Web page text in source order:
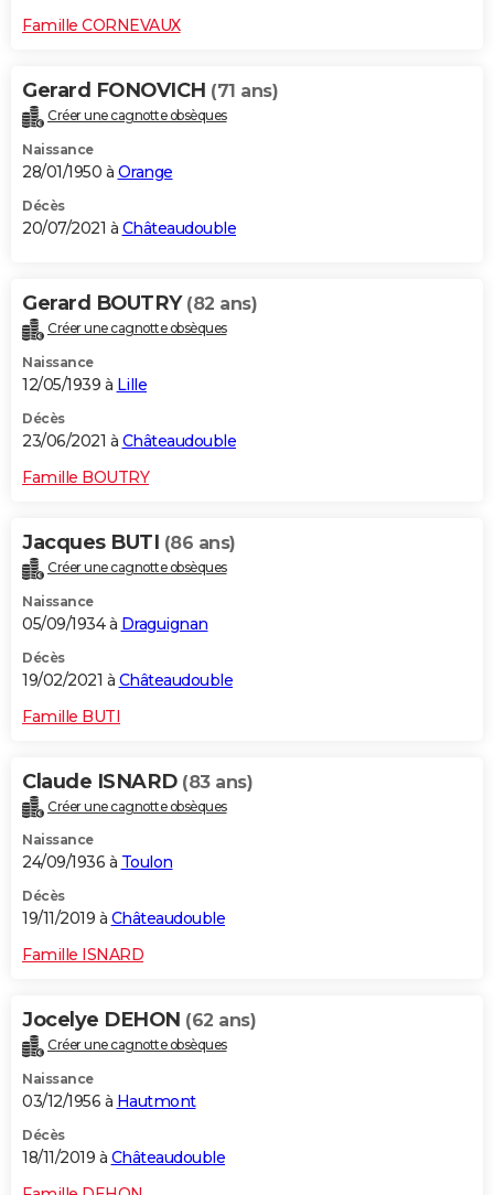
Famille CORNEVAUX
Gerard FONOVICH (71 ans)
Créer une cagnotte obsèques
Naissance
28/01/1950 à Orange
Décès
20/07/2021 à Châteaudouble
Gerard BOUTRY (82 ans)
Créer une cagnotte obsèques
Naissance
12/05/1939 à Lille
Décès
23/06/2021 à Châteaudouble
Famille BOUTRY
Jacques BUTI (86 ans)
Créer une cagnotte obsèques
Naissance
05/09/1934 à Draguignan
Décès
19/02/2021 à Châteaudouble
Famille BUTI
Claude ISNARD (83 ans)
Créer une cagnotte obsèques
Naissance
24/09/1936 à Toulon
Décès
19/11/2019 à Châteaudouble
Famille ISNARD
Jocelye DEHON (62 ans)
Créer une cagnotte obsèques
Naissance
03/12/1956 à Hautmont
Décès
18/11/2019 à Châteaudouble